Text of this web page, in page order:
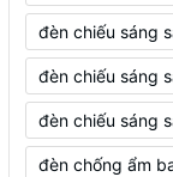
đèn chiếu sáng
đèn chiếu sáng
đèn chiếu sáng
đèn chống ẩm